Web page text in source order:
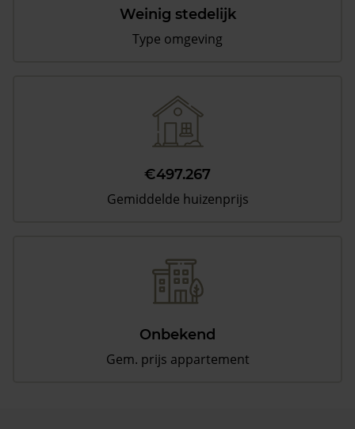
Weinig stedelijk
Type omgeving
€497.267
Gemiddelde huizenprijs
Onbekend
Gem. prijs appartement